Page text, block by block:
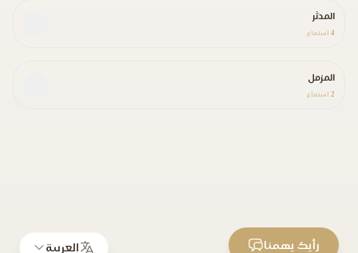
المدثر
4 استماع
المزمل
2 استماع
العربية رأيك يهمنا